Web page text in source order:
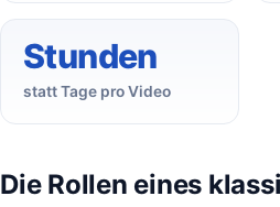
Stunden
statt Tage pro Video
Die Rollen eines